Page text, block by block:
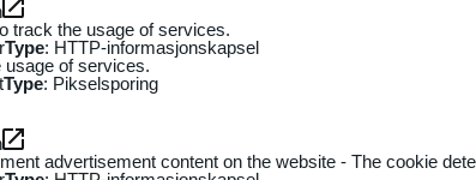
track the usage of services.
Type: HTTP-informasjonskapsel
of services.
Type: Pikselsporing
advertisement content on the website - The cookie